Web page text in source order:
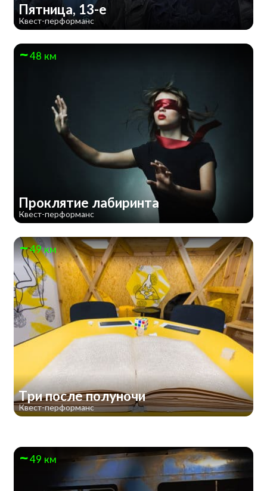
Пятница, 13-е
Квест-перформанс
48 км
Проклятие лабиринта
Квест-перформанс
49 км
Три после полуночи
Квест-перформанс
49 км